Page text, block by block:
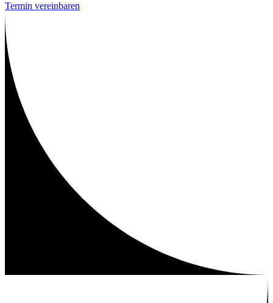
Termin vereinbaren